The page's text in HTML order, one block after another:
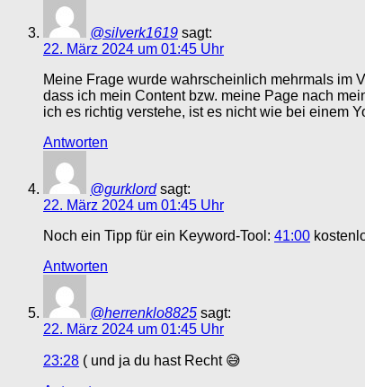
@silverk1619 sagt:
22. März 2024 um 01:45 Uhr
Meine Frage wurde wahrscheinlich mehrmals im
dass ich mein Content bzw. meine Page nach
ich es richtig verstehe, ist es nicht wie bei einem
Antworten
@gurklord sagt:
22. März 2024 um 01:45 Uhr
Noch ein Tipp für ein Keyword-Tool: 41:00
Antworten
@herrenklo8825 sagt:
22. März 2024 um 01:45 Uhr
23:28 ( und ja du hast Recht 😅